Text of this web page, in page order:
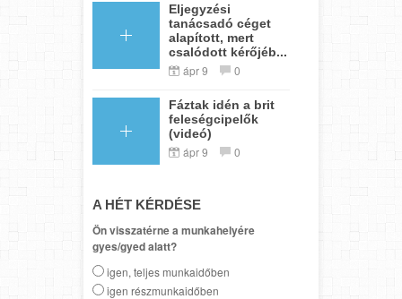
Eljegyzési
tanácsadó céget
alapított, mert
csalódott kérőjéb...
ápr 9 0
Fáztak idén a brit
feleségcipelők
(videó)
ápr 9 0
A HÉT KÉRDÉSE
Ön visszatérne a munkahelyére
gyes/gyed alatt?
igen, teljes munkaidőben
igen részmunkaidőben